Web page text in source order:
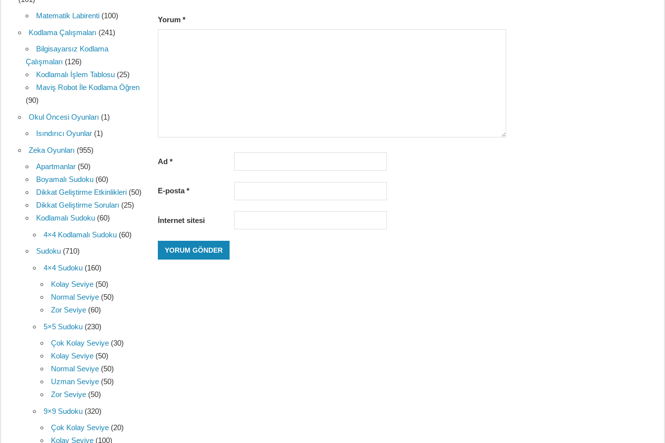
Yorum*
Ad*
E-posta*
İnternet sitesi
Matematik Labirenti(100)
Kodlama Çalışmaları (241)
Bilgisayarsız Kodlama
Çalışmaları (126)
Kodlamalı İşlem Tablosu(25)
Maviş Robot İle Kodlama Öğren
(90)
Okul Öncesi Oyunları (1)
Isındırıcı Oyunlar(1)
Zeka Oyunları (955)
Apartmanlar(50)
Boyamalı Sudoku(60)
Dikkat Geliştirme Etkinlikleri(50)
Dikkat Geliştirme Soruları (25)
Kodlamalı Sudoku(60)
4×4 Kodlamalı Sudoku(60)
Sudoku(710)
4×4 Sudoku(160)
Kolay Seviye(50)
Normal Seviye(50)
Zor Seviye(60)
5×5 Sudoku(230)
Çok Kolay Seviye(30)
Kolay Seviye(50)
Normal Seviye(50)
Uzman Seviye(50)
Zor Seviye(50)
9×9 Sudoku(320)
Çok Kolay Seviye(20)
Kolay Seviye(100)